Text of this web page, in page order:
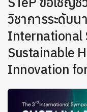
วิชาการระดับ
International
Sustainable
Innovation